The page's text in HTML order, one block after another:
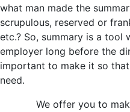
what man made the
scrupulous, reserved or
etc.? So, summary is a tool
employer long before the
important to make it so
need.
We offer you to make